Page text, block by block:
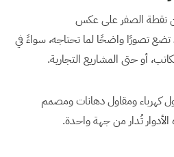
نقطة الصفر على عكس
تضع تصورًا واضحًا لما تحتاجه، سواءً في
أو حتى المشاريع التجارية.
كهرباء ومقاول دهانات ومصمم
تُدار من جهة واحدة.